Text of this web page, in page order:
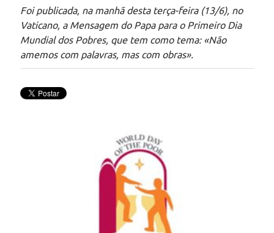
Foi publicada, na manhã desta terça-feira (13/6), no
Vaticano, a Mensagem do Papa para o Primeiro Dia
Mundial dos Pobres, que tem como tema: «Não
amemos com palavras, mas com obras».